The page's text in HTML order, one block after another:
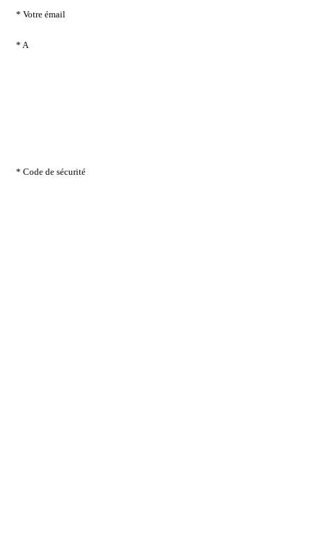
* Votre émail
* A
* Code de sécurité